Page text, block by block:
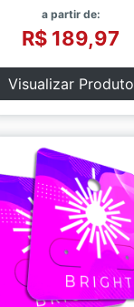
a partir de:
R$ 189,97
Visualizar Produto